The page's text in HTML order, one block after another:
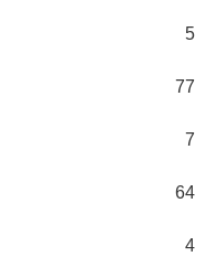
5
77
7
64
4